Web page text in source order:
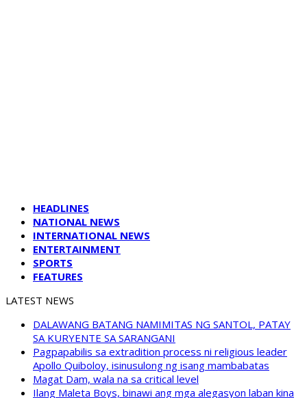
HEADLINES
NATIONAL NEWS
INTERNATIONAL NEWS
ENTERTAINMENT
SPORTS
FEATURES
LATEST NEWS
DALAWANG BATANG NAMIMITAS NG SANTOL, PATAY
SA KURYENTE SA SARANGANI
Pagpapabilis sa extradition process ni religious leader
Apollo Quiboloy, isinusulong ng isang mambabatas
Magat Dam, wala na sa critical level
Ilang Maleta Boys, binawi ang mga alegasyon laban kina